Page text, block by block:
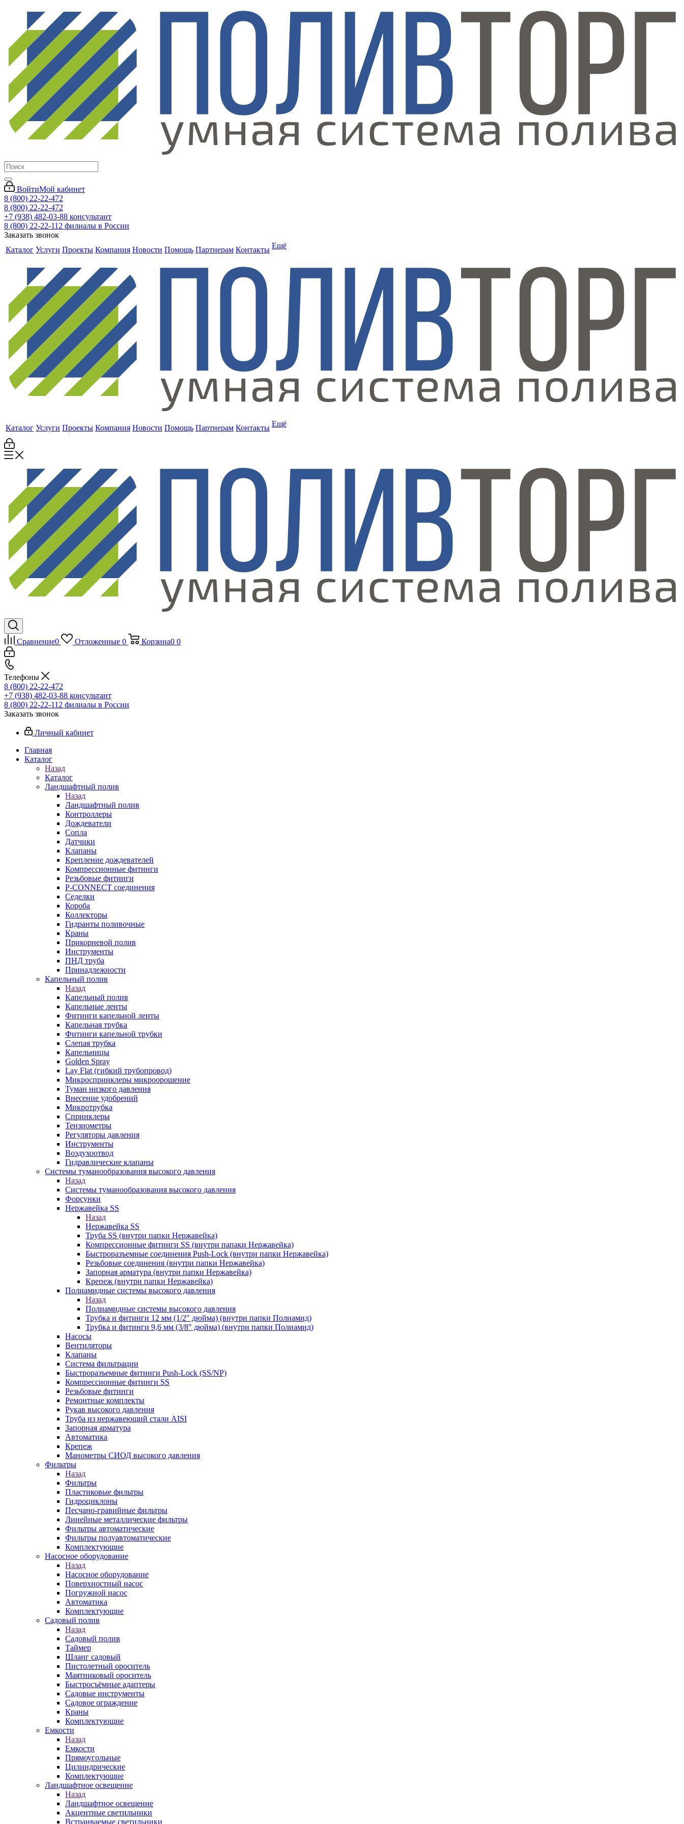
ВойтиМой кабинет
8 (800) 22-22-472
8 (800) 22-22-472
+7 (938) 482-03-88 консультант
8 (800) 22-22-112 филиалы в России
Заказать звонок
Каталог Услуги Проекты Компания Новости Помощь Партнерам Контакты Ещё
Каталог Услуги Проекты Компания Новости Помощь Партнерам Контакты Ещё
Сравнение0 Отложенные 0 Корзина0 0
Телефоны
8 (800) 22-22-472
+7 (938) 482-03-88 консультант
8 (800) 22-22-112 филиалы в России
Заказать звонок
Личный кабинет
Главная
Каталог
Назад
Каталог
Ландшафтный полив
Назад
Ландшафтный полив
Контроллеры
Дождеватели
Сопла
Датчики
Клапаны
Крепление дождевателей
Компрессионные фитинги
Резьбовые фитинги
P-CONNECT соединения
Седелки
Короба
Коллекторы
Гидранты поливочные
Краны
Прикорневой полив
Инструменты
ПНД труба
Принадлежности
Капельный полив
Назад
Капельный полив
Капельные ленты
Фитинги капельной ленты
Капельная трубка
Фитинги капельной трубки
Слепая трубка
Капельницы
Golden Spray
Lay Flat (гибкий трубопровод)
Микроспринклеры микроорошение
Туман низкого давления
Внесение удобрений
Микротрубка
Спринклеры
Тензиометры
Регуляторы давления
Инструменты
Воздухоотвод
Гидравлические клапаны
Системы туманообразования высокого давления
Назад
Системы туманообразования высокого давления
Форсунки
Нержавейка SS
Назад
Нержавейка SS
Труба SS (внутри папки Нержавейка)
Компрессионные фитинги SS (внутри папаки Нержавейка)
Быстроразъемные соединения Push-Lock (внутри папки Нержавейка)
Резьбовые соединения (внутри папки Нержавейка)
Запорная арматура (внутри папки Нержавейка)
Крепеж (внутри папки Нержавейка)
Полиамидные системы высокого давления
Назад
Полиамидные системы высокого давления
Трубка и фитинги 12 мм (1/2" дюйма) (внутри папки Полиамид)
Трубка и фитинги 9,6 мм (3/8" дюйма) (внутри папки Полиамид)
Насосы
Вентиляторы
Клапаны
Система фильтрации
Быстроразъемные фитинги Push-Lock (SS/NP)
Компрессионные фитинги SS
Резьбовые фитинги
Ремонтные комплекты
Рукав высокого давления
Труба из нержавеющий стали AISI
Запорная арматура
Автоматика
Крепеж
Манометры СИОД высокого давления
Фильтры
Назад
Фильтры
Пластиковые фильтры
Гидроциклоны
Песчано-гравийные фильтры
Линейные металлические фильтры
Фильтры автоматические
Фильтры полуавтоматические
Комплектующие
Насосное оборудование
Назад
Насосное оборудование
Поверхностный насос
Погружной насос
Автоматика
Комплектующие
Садовый полив
Назад
Садовый полив
Таймер
Шланг садовый
Пистолетный ороситель
Маятниковый ороситель
Быстросъёмные адаптеры
Садовые инструменты
Садовое ограждение
Краны
Комплектующие
Емкости
Назад
Емкости
Прямоугольные
Цилиндрические
Комплектующие
Ландшафтное освещение
Назад
Ландшафтное освещение
Акцентные светильники
Встраиваемые светильники